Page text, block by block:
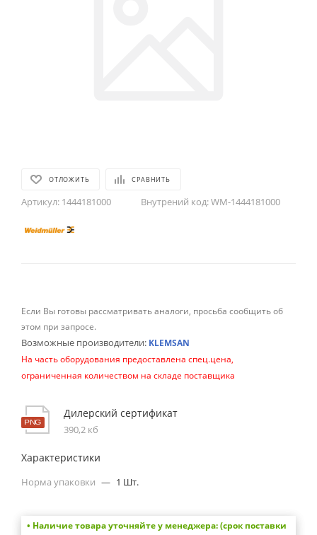
ОТЛОЖИТЬ СРАВНИТЬ
Артикул: 1444181000 Внутрений код:WM-1444181000
Если Вы готовы рассматривать аналоги, просьба сообщить об
этом при запросе.
Возможные производители: KLEMSAN
На часть оборудования предоставлена спец.цена,
ограниченная количеством на складе поставщика
Дилерский сертификат
390,2 кб
Характеристики
Норма упаковки — 1 Шт.
• Наличие товара уточняйте у менеджера: (срок поставки